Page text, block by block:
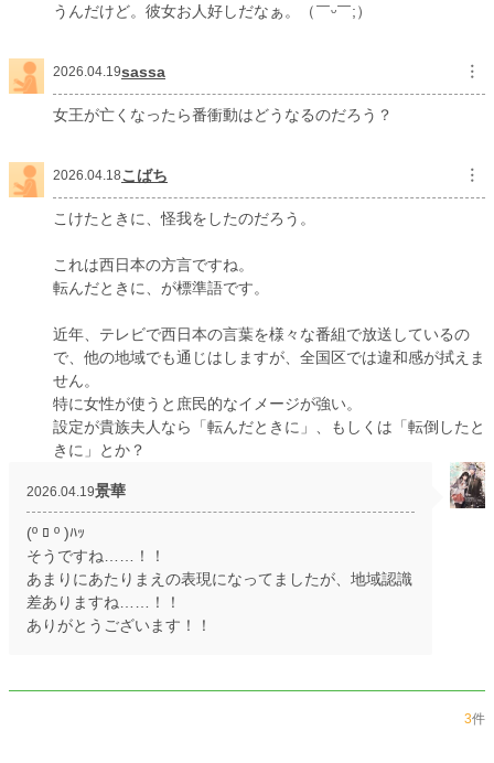
うんだけど。彼女お人好しだなぁ。‪（￣ᵕ￣;）‬
2026.04.19sassa ︙
女王が亡くなったら番衝動はどうなるのだろう？
2026.04.18こばち ︙
こけたときに、怪我をしたのだろう。
これは西日本の方言ですね。
転んだときに、が標準語です。
近年、テレビで西日本の言葉を様々な番組で放送しているの
で、他の地域でも通じはしますが、全国区では違和感が拭えま
せん。
特に女性が使うと庶民的なイメージが強い。
設定が貴族夫人なら「転んだときに」、もしくは「転倒したと
きに」とか？
2026.04.19景華
(º ﾛ º )ﾊｯ
そうですね……！！
あまりにあたりまえの表現になってましたが、地域認識
差ありますね……！！
ありがとうございます！！
3件